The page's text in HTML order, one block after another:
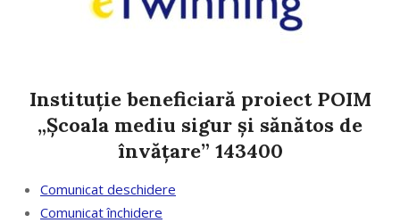
Instituție beneficiară proiect POIM
„Școala mediu sigur și sănătos de
învățare” 143400
Comunicat deschidere
Comunicat închidere